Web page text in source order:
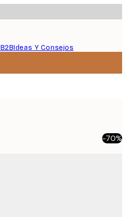
B2BIdeas Y Consejos
-70%